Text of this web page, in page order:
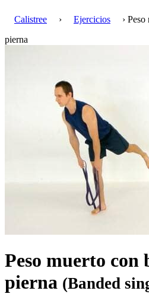
Calistree › Ejercicios
›
pierna
Peso muerto con
pierna (Banded